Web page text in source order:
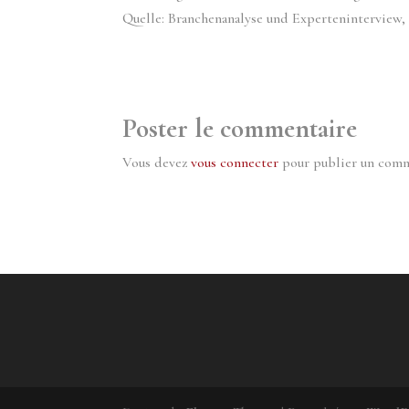
Quelle: Branchenanalyse und
Poster le commentaire
Vous devezvous connecter pour publier un